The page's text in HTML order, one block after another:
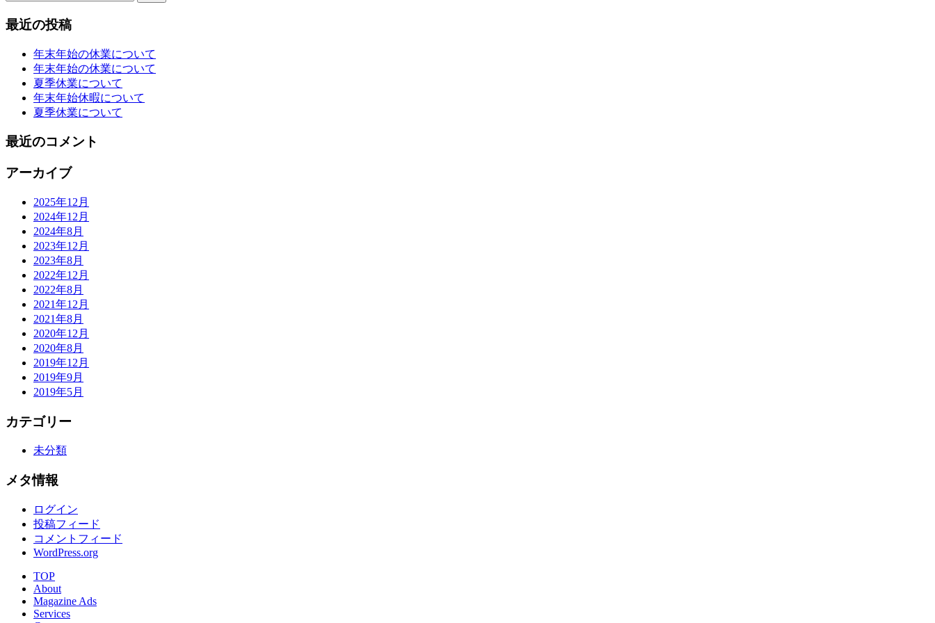
最近の投稿
年末年始の休業について
年末年始の休業について
夏季休業について
年末年始休暇について
夏季休業について
最近のコメント
アーカイブ
2025年12月
2024年12月
2024年8月
2023年12月
2023年8月
2022年12月
2022年8月
2021年12月
2021年8月
2020年12月
2020年8月
2019年12月
2019年9月
2019年5月
カテゴリー
未分類
メタ情報
ログイン
投稿フィード
コメントフィード
WordPress.org
TOP
About
Magazine Ads
Services